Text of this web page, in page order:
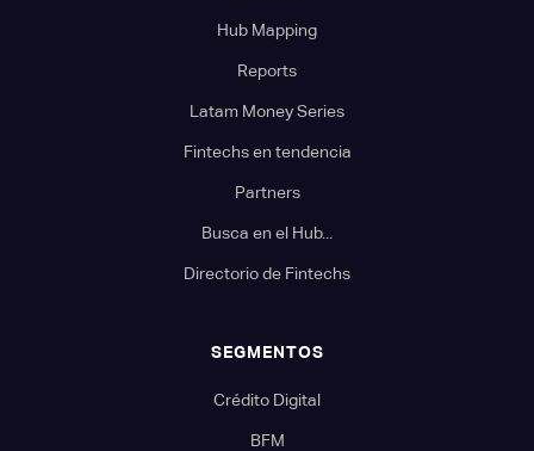
Hub Mapping
Reports
Latam Money Series
Fintechs en tendencia
Partners
Busca en el Hub...
Directorio de Fintechs
SEGMENTOS
Crédito Digital
BFM